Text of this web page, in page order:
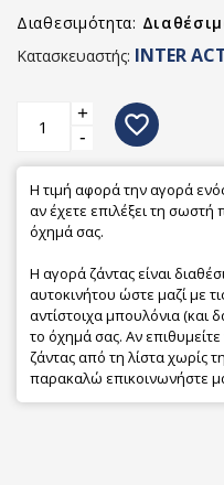
Διαθεσιμότητα:
Κατασκευαστής: INTER
+
-
favorite_border
Η τιμή αφορά την αγορά
αν έχετε επιλέξει τη σωστή
όχημά σας.
Η αγορά ζάντας είναι
αυτοκινήτου ώστε μαζί με
αντίστοιχα μπουλόνια (και
το όχημά σας. Αν
ζάντας από τη λίστα χωρίς
παρακαλώ επικοινωνήστε